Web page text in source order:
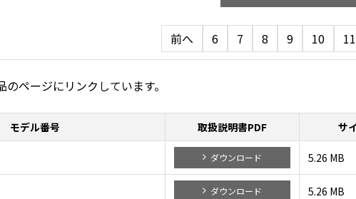
前へ 6 7 8 9 10 11
ページにリンクしています。
モデル番号 取扱説明書PDF サ
ダウンロード 5.26 MB
ダウンロード 5.26 MB